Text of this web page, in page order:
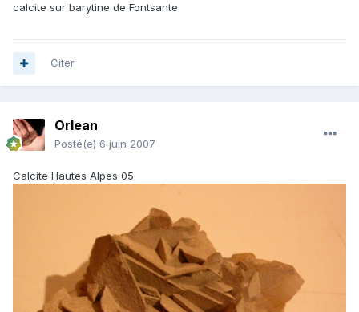
calcite sur barytine de Fontsante
Citer
Orlean
Posté(e) 6 juin 2007
Calcite Hautes Alpes 05